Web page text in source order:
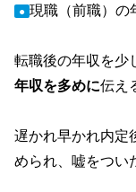
● 現職（前職）の
転職後の年収を少
年収を多めに伝え
遅かれ早かれ内定
められ、嘘をつい